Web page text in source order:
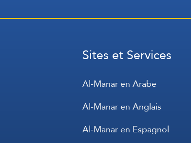
Sites et Services
Al-Manar en Arabe
Al-Manar en Anglais
Al-Manar en Espagnol